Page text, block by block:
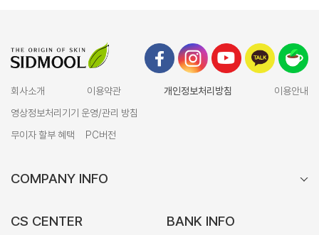
회사소개 이용약관 개인정보처리방침
이용안내
영상정보처리기기 운영/관리 방침
무이자 할부 혜택
PC버전
COMPANY INFO
CS CENTER BANK INFO